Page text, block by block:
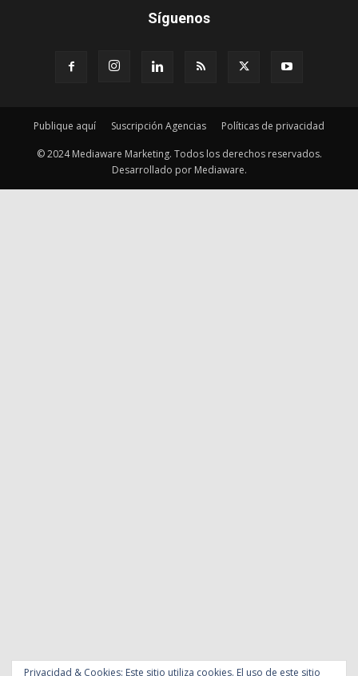
Síguenos
Publique aquí Suscripción Agencias Políticas de privacidad
© 2024 Mediaware Marketing. Todos los derechos reservados.
Desarrollado por Mediaware.
Privacidad & Cookies: Este sitio utiliza cookies. El uso de este sitio